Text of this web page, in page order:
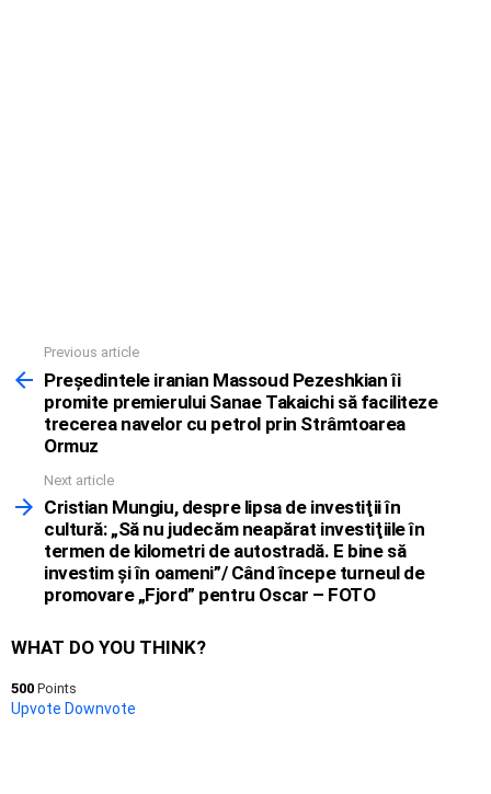
more
Previous article
Preşedintele iranian Massoud Pezeshkian îi
promite premierului Sanae Takaichi să faciliteze
trecerea navelor cu petrol prin Strâmtoarea
Ormuz
Next article
Cristian Mungiu, despre lipsa de investiţii în
cultură: „Să nu judecăm neapărat investiţiile în
termen de kilometri de autostradă. E bine să
investim şi în oameni”/ Când începe turneul de
promovare „Fjord” pentru Oscar – FOTO
WHAT DO YOU THINK?
500 Points
Upvote Downvote